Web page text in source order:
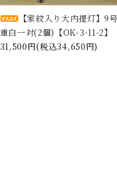
【家紋入り大内提灯】9
重白一対(2個)【OK-3-11-2】
31,500円(税込34,650円)